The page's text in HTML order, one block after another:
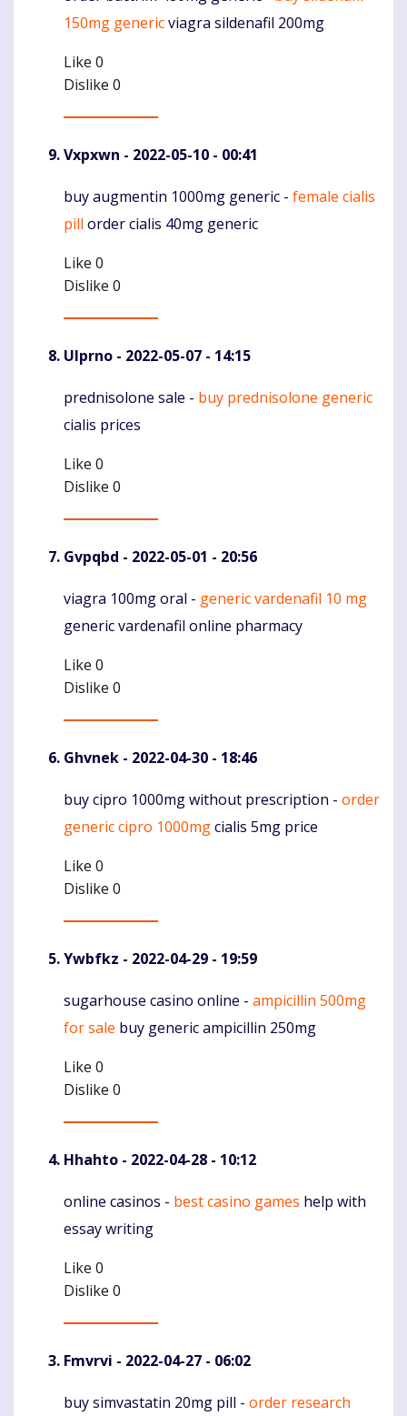
150mg genericviagra sildenafil 200mg
Like 0
Dislike 0
Vxpxwn - 2022-05-10 - 00:41
Komentaras
buy augmentin 1000mg generic - female cialis
pill order cialis 40mg generic
Like 0
Dislike 0
Ulprno - 2022-05-07 - 14:15
Komentaras
prednisolone sale - buy prednisolone generic
cialis prices
Like 0
Dislike 0
Gvpqbd - 2022-05-01 - 20:56
Komentaras
viagra 100mg oral - generic vardenafil 10 mg
generic vardenafil online pharmacy
Like 0
Dislike 0
Ghvnek - 2022-04-30 - 18:46
Komentaras
buy cipro 1000mg without prescription - order
generic cipro 1000mgcialis 5mg price
Like 0
Dislike 0
Ywbfkz - 2022-04-29 - 19:59
Komentaras
sugarhouse casino online - ampicillin 500mg
for sale buy generic ampicillin 250mg
Like 0
Dislike 0
Hhahto - 2022-04-28 - 10:12
Komentaras
online casinos - best casino games help with
essay writing
Like 0
Dislike 0
Fmvrvi - 2022-04-27 - 06:02
Komentaras
buy simvastatin 20mg pill - order research